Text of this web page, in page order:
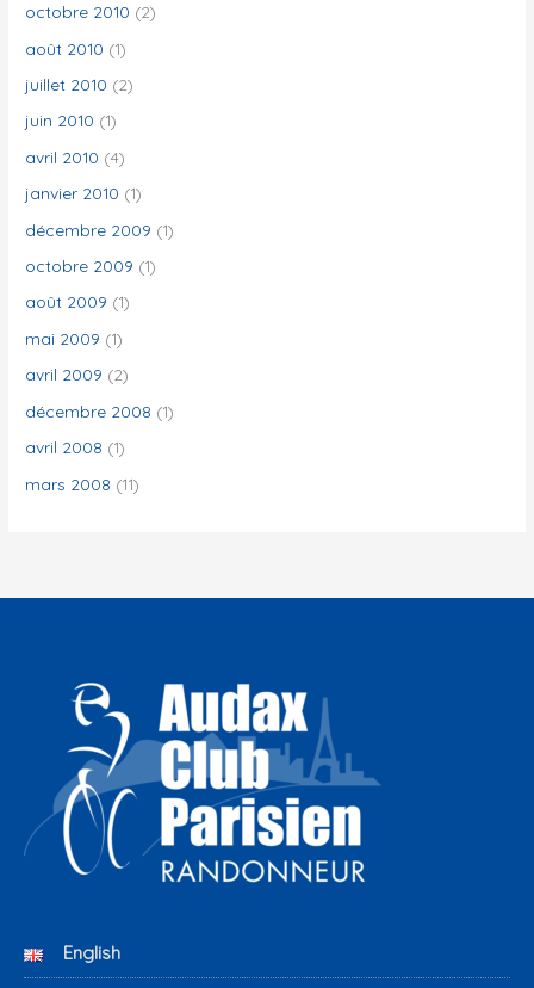
octobre 2010 (2)
août 2010 (1)
juillet 2010 (2)
juin 2010 (1)
avril 2010 (4)
janvier 2010 (1)
décembre 2009 (1)
octobre 2009 (1)
août 2009 (1)
mai 2009 (1)
avril 2009 (2)
décembre 2008 (1)
avril 2008 (1)
mars 2008 (11)
English